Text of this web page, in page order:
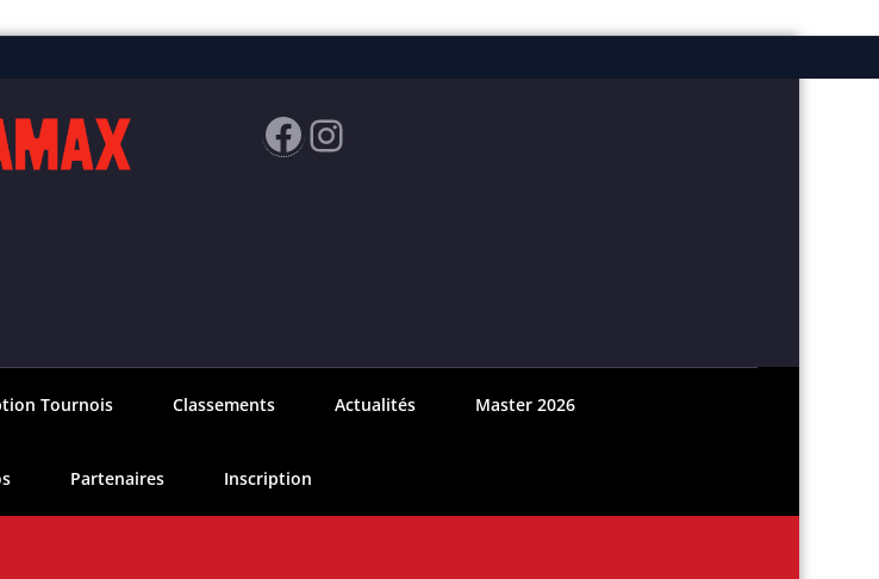
Facebook
Instagram
Tournois Classements Actualités Master 2026
Partenaires Inscription